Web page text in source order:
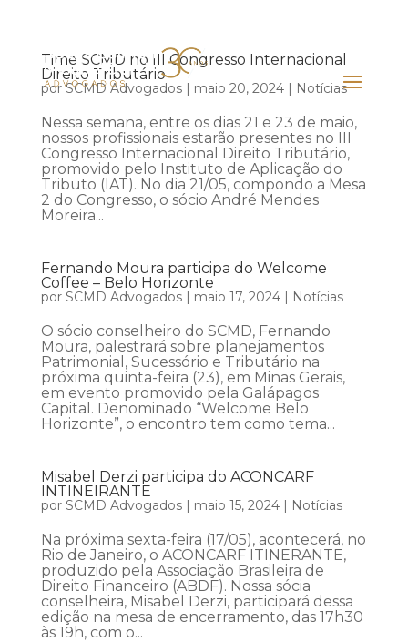
Time SCMD no III Congresso Internacional
Direito Tributário
porSCMD Advogados| maio 20, 2024| Notícias
Nessa semana, entre os dias 21 e 23 de maio,
nossos profissionais estarão presentes no III
Congresso Internacional Direito Tributário,
promovido pelo Instituto de Aplicação do
Tributo (IAT). No dia 21/05, compondo a Mesa
2 do Congresso, o sócio André Mendes
Moreira...
Fernando Moura participa do Welcome
Coffee – Belo Horizonte
por SCMD Advogados| maio 17, 2024| Notícias
O sócio conselheiro do SCMD, Fernando
Moura, palestrará sobre planejamentos
Patrimonial, Sucessório e Tributário na
próxima quinta-feira (23), em Minas Gerais,
em evento promovido pela Galápagos
Capital. Denominado “Welcome Belo
Horizonte”, o encontro tem como tema...
Misabel Derzi participa do ACONCARF
INTINEIRANTE
por SCMD Advogados| maio 15, 2024| Notícias
Na próxima sexta-feira (17/05), acontecerá, no
Rio de Janeiro, o ACONCARF ITINERANTE,
produzido pela Associação Brasileira de
Direito Financeiro (ABDF). Nossa sócia
conselheira, Misabel Derzi, participará dessa
edição na mesa de encerramento, das 17h30
às 19h, com o...